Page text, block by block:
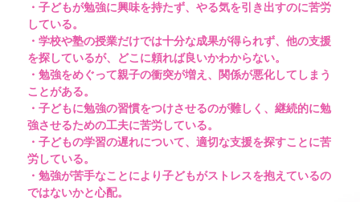
・子どもが勉強に興味を持たず、やる気を引き出すのに苦労
している。
・学校や塾の授業だけでは十分な成果が得られず、他の支援
を探しているが、どこに頼れば良いかわからない。
・勉強をめぐって親子の衝突が増え、関係が悪化してしまう
ことがある。
・子どもに勉強の習慣をつけさせるのが難しく、継続的に勉
強させるための工夫に苦労している。
・子どもの学習の遅れについて、適切な支援を探すことに苦
労している。
・勉強が苦手なことにより子どもがストレスを抱えているの
ではないかと心配。